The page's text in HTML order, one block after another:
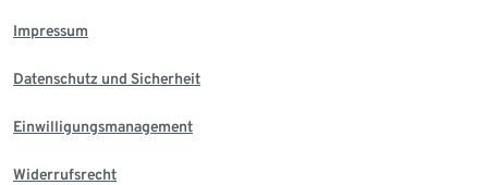
Impressum
Datenschutz und Sicherheit
Einwilligungsmanagement
Widerrufsrecht